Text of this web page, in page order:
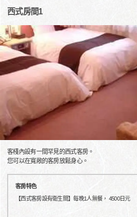
西式房間1
客棧內設有一間罕見的西式客房。
您可以在寬敞的客房放鬆身心。
客房特色
【西式客房設有衛生間】每晚1人無餐， 4500日元